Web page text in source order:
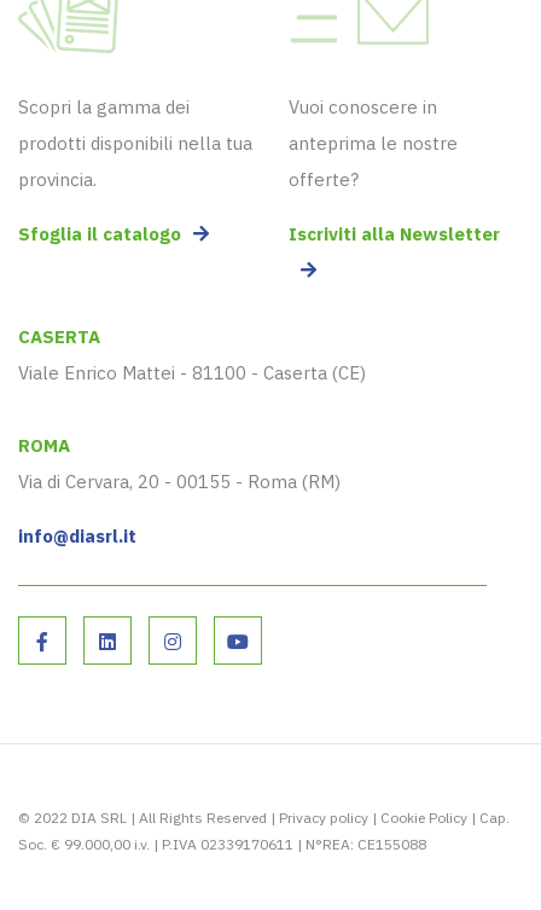
Scopri la gamma dei
prodotti disponibili nella tua
provincia.
Sfoglia il catalogo
Vuoi conoscere in
anteprima le nostre
offerte?
Iscriviti alla Newsletter
CASERTA
Viale Enrico Mattei - 81100 - Caserta (CE)
ROMA
Via di Cervara, 20 - 00155 - Roma (RM)
info@diasrl.it
© 2022 DIA SRL | All Rights Reserved | Privacy policy | Cookie Policy | Cap.
Soc. € 99.000,00 i.v. | P.IVA 02339170611 | N°REA: CE155088